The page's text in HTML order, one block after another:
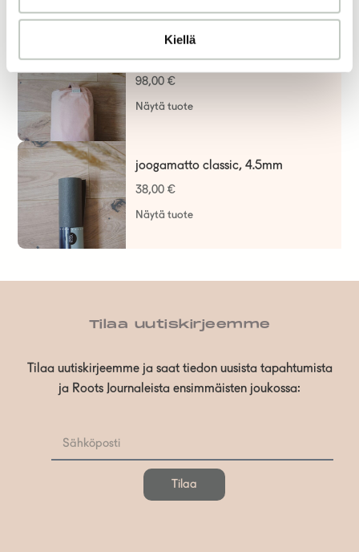
Kiellä
puuvilla bolsteri
98,00 €
Näytä tuote
joogamatto classic, 4.5mm
38,00 €
Näytä tuote
Tilaa uutiskirjeemme
Tilaa uutiskirjeemme ja saat tiedon uusista tapahtumista
ja Roots Journaleista ensimmäisten joukossa:
Tilaa